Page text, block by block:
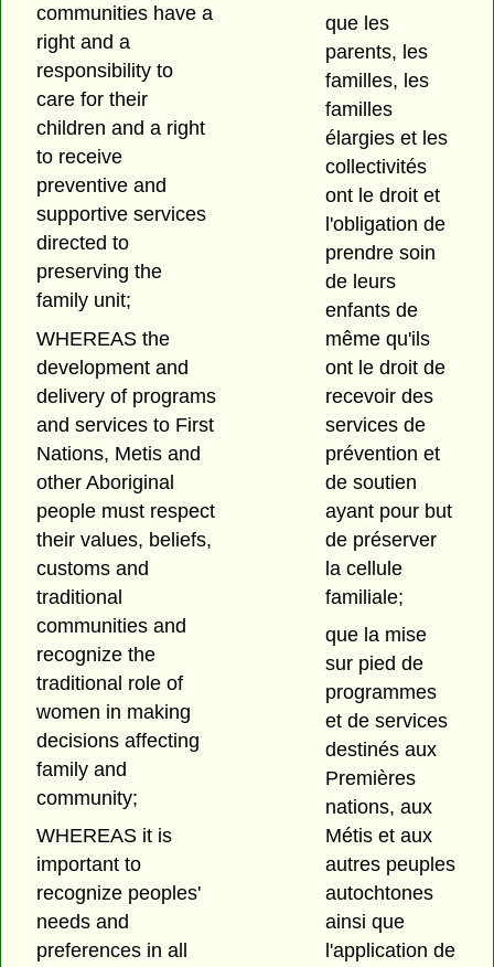
communities have a
right and a
responsibility to
care for their
children and a right
to receive
preventive and
supportive services
directed to
preserving the
family unit;
WHEREAS the
development and
delivery of programs
and services to First
Nations, Metis and
other Aboriginal
people must respect
their values, beliefs,
customs and
traditional
communities and
recognize the
traditional role of
women in making
decisions affecting
family and
community;
WHEREAS it is
important to
recognize peoples'
needs and
preferences in all
que les
parents, les
familles, les
familles
élargies et les
collectivités
ont le droit et
l'obligation de
prendre soin
de leurs
enfants de
même qu'ils
ont le droit de
recevoir des
services de
prévention et
de soutien
ayant pour but
de préserver
la cellule
familiale;
que la mise
sur pied de
programmes
et de services
destinés aux
Premières
nations, aux
Métis et aux
autres peuples
autochtones
ainsi que
l'application de